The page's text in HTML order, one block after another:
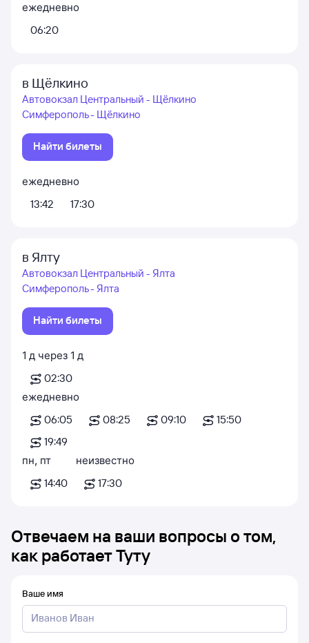
ежедневно
06:20
в Щёлкино
Автовокзал Центральный - Щёлкино
Симферополь - Щёлкино
Найти билеты
ежедневно
13:42
17:30
в Ялту
Автовокзал Центральный - Ялта
Симферополь - Ялта
Найти билеты
1 д через 1 д
02:30
ежедневно
06:05
08:25 09:10
15:50
19:49
пн, пт
14:40
неизвестно
17:30
Отвечаем на ваши вопросы о том,
как работает Туту
Ваше имя